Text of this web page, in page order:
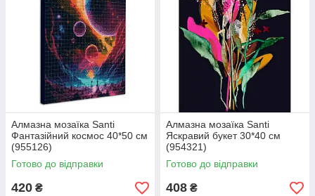
Алмазна мозаїка Santi
Фантазійний космос 40*50 см
(955126)
Готово до відправки
420 ₴
Алмазна мозаїка Santi
Яскравий букет 30*40 см
(954321)
Готово до відправки
408 ₴